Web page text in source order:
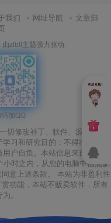
我们 网址导航
文章归
· 由zibll主题强力驱动.
加QQ
修改补丁、软件、源码、游
习和研究目的；不得将上述内
户自负。本站信息来自网络，
时之内，从您的电脑中彻底删
意上述条款。 本站为非盈利性
功能，本站不贩卖软件，所有
。